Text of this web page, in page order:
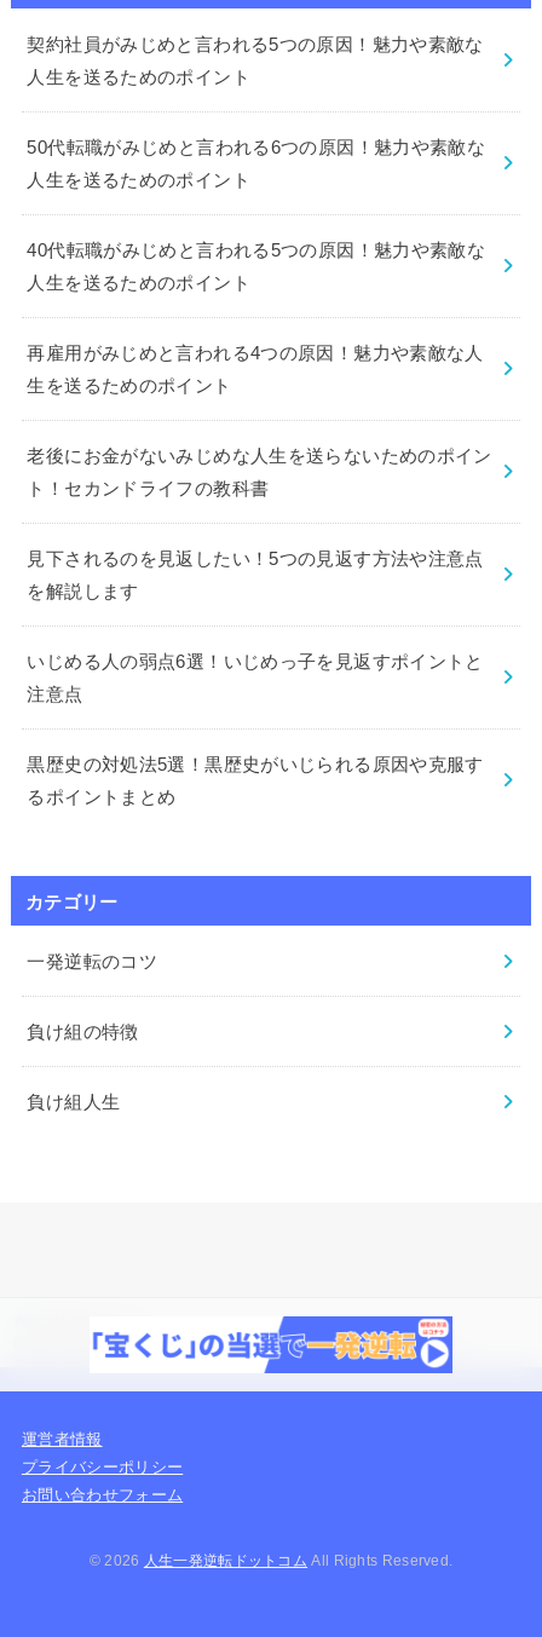
契約社員がみじめと言われる5つの原因！魅力や素敵な
人生を送るためのポイント
50代転職がみじめと言われる6つの原因！魅力や素敵な
人生を送るためのポイント
40代転職がみじめと言われる5つの原因！魅力や素敵な
人生を送るためのポイント
再雇用がみじめと言われる4つの原因！魅力や素敵な人
生を送るためのポイント
老後にお金がないみじめな人生を送らないためのポイン
ト！セカンドライフの教科書
見下されるのを見返したい！5つの見返す方法や注意点
を解説します
いじめる人の弱点6選！いじめっ子を見返すポイントと
注意点
黒歴史の対処法5選！黒歴史がいじられる原因や克服す
るポイントまとめ
カテゴリー
一発逆転のコツ
負け組の特徴
負け組人生
同窓会で同級生との格差を感じる5つの瞬間！格差が出る原因と改善方法
運営者情報
プライバシーポリシー
お問い合わせフォーム
© 2026 人生一発逆転ドットコム All Rights Reserved.